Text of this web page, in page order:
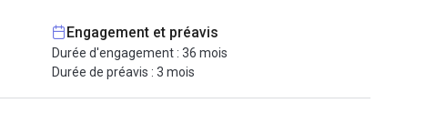
Engagement et préavis
Durée d'engagement : 36 mois
Durée de préavis : 3 mois